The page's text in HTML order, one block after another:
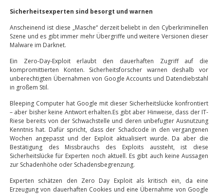
Sicherheitsexperten sind besorgt und warnen
Anscheinend ist diese „Masche“ derzeit beliebt in den Cyberkriminellen
Szene und es gibt immer mehr Übergriffe und weitere Versionen dieser
Malware im Darknet.
Ein Zero-Day-Exploit erlaubt den dauerhaften Zugriff auf die
kompromittierten Konten. Sicherheitsforscher warnen deshalb vor
unberechtigten Übernahmen von Google Accounts und Datendiebstahl
in großem Stil.
Bleeping Computer hat Google mit dieser Sicherheitslücke konfrontiert
– aber bisher keine Antwort erhalten.Es gibt aber Hinweise, dass der IT-
Riese bereits von der Schwachstelle und deren unbefugter Ausnutzung
Kenntnis hat. Dafür spricht, dass der Schadcode in den vergangenen
Wochen angepasst und der Exploit aktualisiert wurde. Da aber die
Bestätigung des Missbrauchs des Exploits aussteht, ist diese
Sicherheitslücke für Experten noch aktuell. Es gibt auch keine Aussagen
zur Schadenhöhe oder Schadensbegrenzung.
Experten schätzen den Zero Day Exploit als kritisch ein, da eine
Erzeugung von dauerhaften Cookies und eine Übernahme von Google